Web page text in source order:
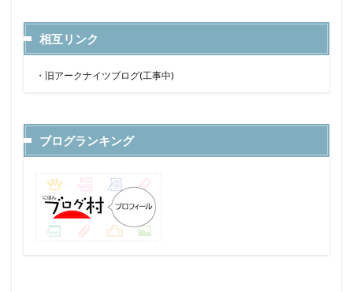
相互リンク
・ 旧アークナイツブログ(工事中)
ブログランキング